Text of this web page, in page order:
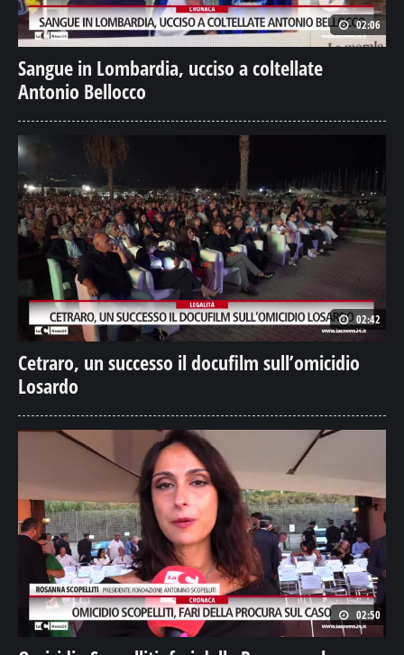
02:06
Sangue in Lombardia, ucciso a coltellate
Antonio Bellocco
02:42
Cetraro, un successo il docufilm sull’omicidio
Losardo
02:50